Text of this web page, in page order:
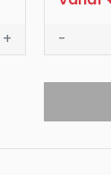
+
-